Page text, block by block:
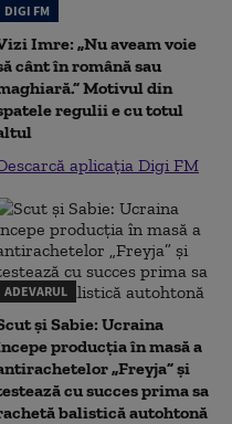
DIGI FM
Imre: „Nu aveam voie
cânt în română sau
Motivul din
regulii e cu totul
aplicația Digi FM
ADEVARUL
și Sabie: Ucraina
producția în masă a
„Freyja” și
cu succes prima sa
balistică autohtonă